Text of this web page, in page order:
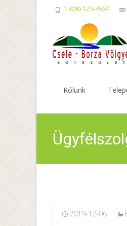
1-000-123-4567
Rólunk
2019-12-06